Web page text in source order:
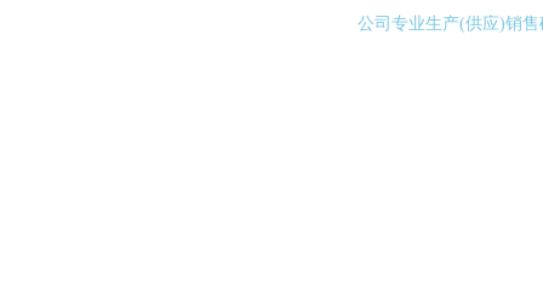
公司专业生产(供应)销